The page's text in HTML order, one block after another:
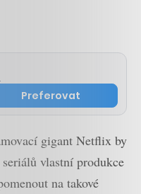
Preferovat
gigant Netflix by
vlastní produkce
na takové